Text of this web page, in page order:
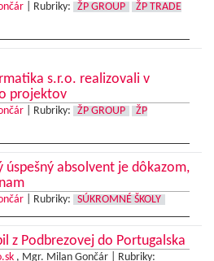
Rubriky: ŽP GROUP
ŽP TRADE
s.r.o. realizovali v
projektov
Rubriky: ŽP GROUP
ŽP
úspešný absolvent je dôkazom,
Rubriky: SÚKROMNÉ ŠKOLY
z Podbrezovej do Portugalska
, Mgr. Milan Gončár | Rubriky: